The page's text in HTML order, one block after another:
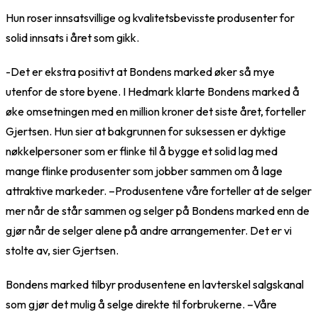
Hun roser innsatsvillige og kvalitetsbevisste produsenter for
solid innsats i året som gikk.
-Det er ekstra positivt at Bondens marked øker så mye
utenfor de store byene. I Hedmark klarte Bondens marked å
øke omsetningen med en million kroner det siste året, forteller
Gjertsen. Hun sier at bakgrunnen for suksessen er dyktige
nøkkelpersoner som er flinke til å bygge et solid lag med
mange flinke produsenter som jobber sammen om å lage
attraktive markeder. –Produsentene våre forteller at de selger
mer når de står sammen og selger på Bondens marked enn de
gjør når de selger alene på andre arrangementer. Det er vi
stolte av, sier Gjertsen.
Bondens marked tilbyr produsentene en lavterskel salgskanal
som gjør det mulig å selge direkte til forbrukerne. –Våre